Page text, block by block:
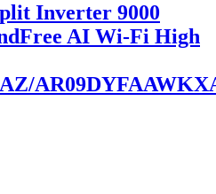
Inverter 9000
AI Wi-Fi High